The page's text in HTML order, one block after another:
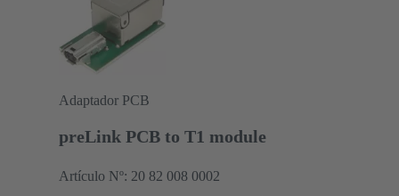
Adaptador PCB
preLink PCB to T1 module
Artículo Nº: 20 82 008 0002